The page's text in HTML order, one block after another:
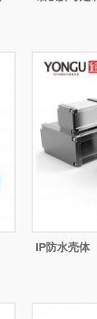
IP防水壳体